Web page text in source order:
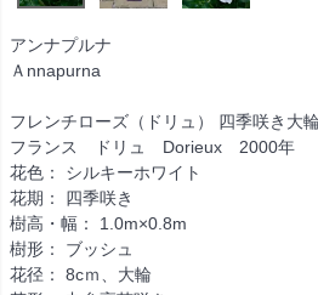
アンナプルナ
Ａnnapurna
フレンチローズ（ドリュ） 四季咲き大
フランス ドリュ Dorieux 2000年
花色： シルキーホワイト
花期： 四季咲き
樹高・幅： 1.0m×0.8m
樹形： ブッシュ
花径： 8cｍ、大輪